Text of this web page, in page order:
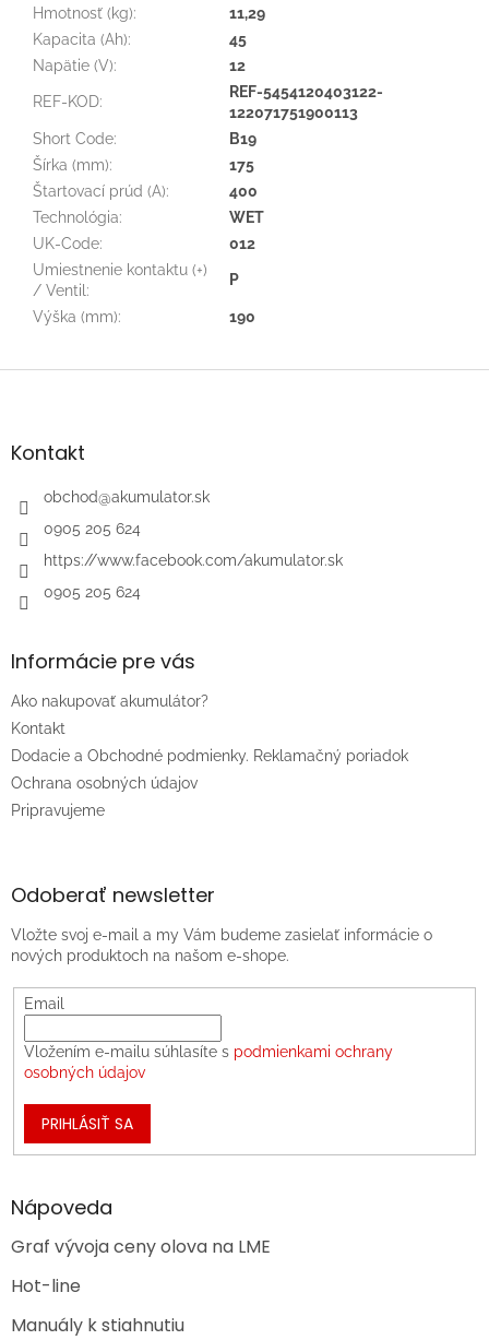
Hmotnosť (kg):
11,29
Kapacita (Ah):
45
Napätie (V): 12
REF-KOD:
REF-5454120403122-
122071751900113
Short Code:
B19
Šírka (mm):
175
Štartovací prúd (A):
400
Technológia:
WET
UK-Code:
012
Umiestnenie kontaktu (+)
/ Ventil :
P
Výška (mm): 190
Z
äKontakt
obchod@akumulator.sk
0905 205 624
https://www.facebook.com/akumulator.sk
0905 205 624
Informácie pre vás
Ako nakupovať akumulátor?
Kontakt
Dodacie a Obchodné podmienky. Reklamačný poriadok
Ochrana osobných údajov
Pripravujeme
Odoberať newsletter
Vložte svoj e-mail a my Vám budeme zasielať informácie o
nových produktoch na našom e-shope.
Email
Vložením e-mailu súhlasíte s podmienkami ochrany
osobných údajov
PRIHLÁSIŤ SA
Nápoveda
Graf vývoja ceny olova na LME
Hot-line
Manuály k stiahnutiu